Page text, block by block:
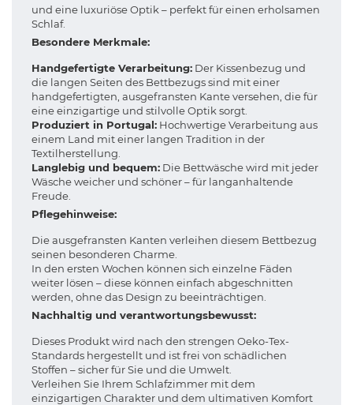
und eine luxuriöse Optik – perfekt für einen erholsamen
Schlaf.
Besondere Merkmale:
Handgefertigte Verarbeitung: Der Kissenbezug und
die langen Seiten des Bettbezugs sind mit einer
handgefertigten, ausgefransten Kante versehen, die für
eine einzigartige und stilvolle Optik sorgt.
Produziert in Portugal: Hochwertige Verarbeitung aus
einem Land mit einer langen Tradition in der
Textilherstellung.
Langlebig und bequem: Die Bettwäsche wird mit jeder
Wäsche weicher und schöner – für langanhaltende
Freude.
Pflegehinweise:
Die ausgefransten Kanten verleihen diesem Bettbezug
seinen besonderen Charme.
In den ersten Wochen können sich einzelne Fäden
weiter lösen – diese können einfach abgeschnitten
werden, ohne das Design zu beeinträchtigen.
Nachhaltig und verantwortungsbewusst:
Dieses Produkt wird nach den strengen Oeko-Tex-
Standards hergestellt und ist frei von schädlichen
Stoffen – sicher für Sie und die Umwelt.
Verleihen Sie Ihrem Schlafzimmer mit dem
einzigartigen Charakter und dem ultimativen Komfort